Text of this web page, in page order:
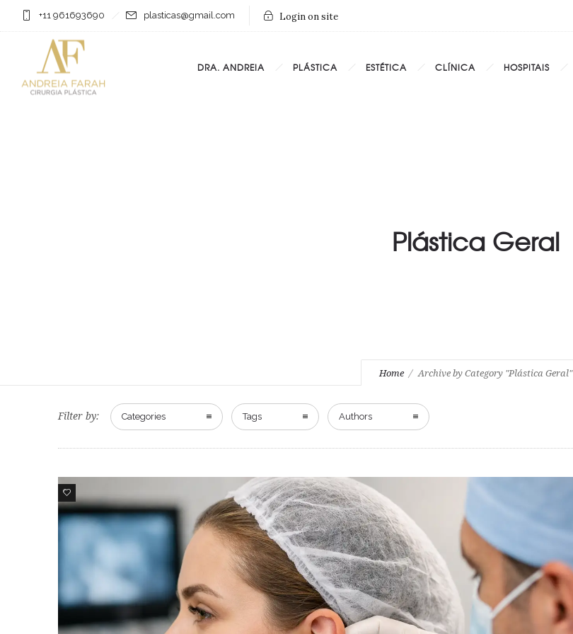
+11 961693690 plasticas@gmail.com Login on site
DRA. ANDREIA PLÁSTICA ESTÉTICA CLÍNICA HOSPITAIS
Plástica Geral
Home Archive by Category "Plástica Geral"
Filter by: Categories Tags Authors
0